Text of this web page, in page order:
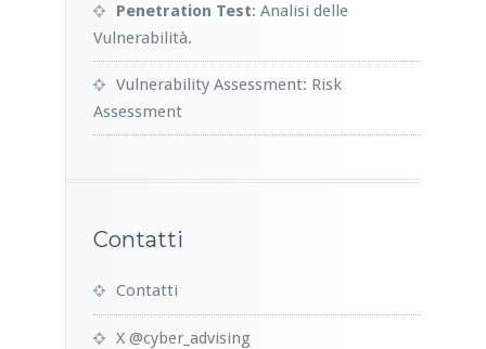
Penetration Test: Analisi delle
Vulnerabilità.
Vulnerability Assessment: Risk
Assessment
Contatti
Contatti
X @cyber_advising